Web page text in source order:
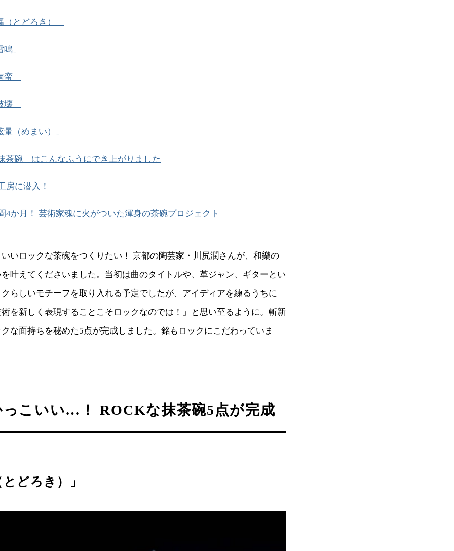
（とどろき）」
」
」
」
暈（めまい）」
茶碗」はこんなふうにでき上がりました
房に潜入！
4か月！ 芸術家魂に火がついた渾身の茶碗プロジェクト
いロックな茶碗をつくりたい！ 京都の陶芸家・川尻潤さんが、和樂の
叶えてくださいました。当初は曲のタイトルや、革ジャン、ギターとい
らしいモチーフを取り入れる予定でしたが、アイディアを練るうちに
を新しく表現することこそロックなのでは！」と思い至るように。斬新
な面持ちを秘めた5点が完成しました。銘もロックにこだわっていま
こいい…！ ROCKな抹茶碗5点が完成
どろき）」